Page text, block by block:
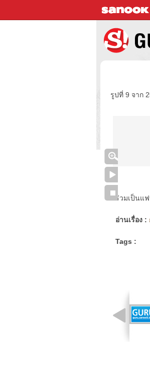
รูปที่ 9 จาก
ร่วมเป็นแฟ
อ่านเรื่อง :
Tags :